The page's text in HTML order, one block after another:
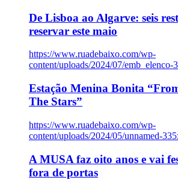
De Lisboa ao Algarve: seis
reservar este maio
https://www.ruadebaixo.com/wp-
content/uploads/2024/07/emb_elenco-
Estação Menina Bonita
The Stars”
https://www.ruadebaixo.com/wp-
content/uploads/2024/05/unnamed-
A MUSA faz oito anos e vai
fora de portas